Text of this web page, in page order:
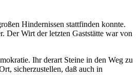
Hindernissen stattfinden konnte.
Der Wirt der letzten Gaststätte war von
Ihr derart Steine in den Weg zu
sicherzustellen, daß auch in